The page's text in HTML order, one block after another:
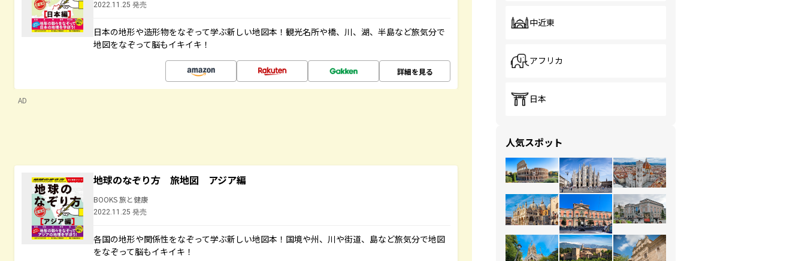
2022.11.25 発売
日本の地形や造形物をなぞって学ぶ新しい地図本！観光名所や橋、川、湖、半島など旅気分で
地図をなぞって脳もイキイキ！
詳細を見る
AD
地球のなぞり方 旅地図 アジア編
BOOKS 旅と健康
2022.11.25 発売
各国の地形や関係性をなぞって学ぶ新しい地図本！国境や州、川や街道、島など旅気分で地図
をなぞって脳もイキイキ！
中近東
アフリカ
日本
人気スポット